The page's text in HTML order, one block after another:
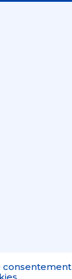
consentement